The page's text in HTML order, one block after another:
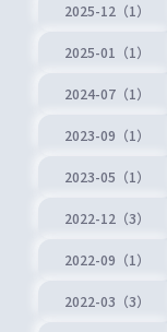
2025-12（1）
2025-01（1）
2024-07（1）
2023-09（1）
2023-05（1）
2022-12（3）
2022-09（1）
2022-03（3）